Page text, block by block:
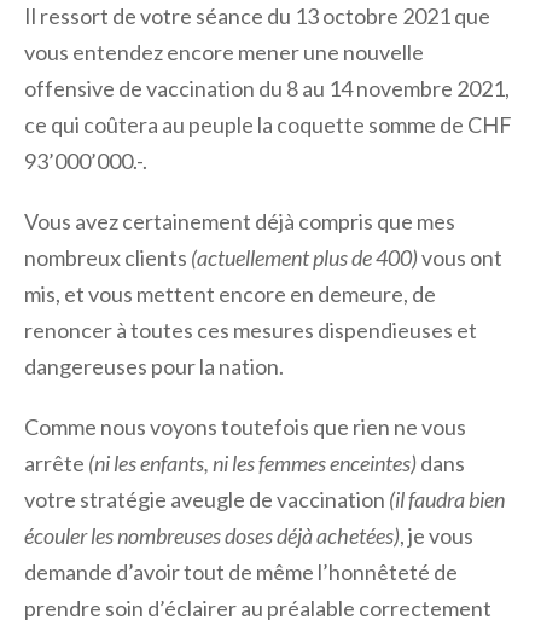
Il ressort de votre séance du 13 octobre 2021 que
vous entendez encore mener une nouvelle
offensive de vaccination du 8 au 14 novembre 2021,
ce qui coûtera au peuple la coquette somme de CHF
93’000’000.-.
Vous avez certainement déjà compris que mes
nombreux clients (actuellement plus de 400)vous ont
mis, et vous mettent encore en demeure, de
renoncer à toutes ces mesures dispendieuses et
dangereuses pour la nation.
Comme nous voyons toutefois que rien ne vous
arrête (ni les enfants, ni les femmes enceintes)dans
votre stratégie aveugle de vaccination (il faudra bien
écouler les nombreuses doses déjà achetées), je vous
demande d’avoir tout de même l’honnêteté de
prendre soin d’éclairer au préalable correctement